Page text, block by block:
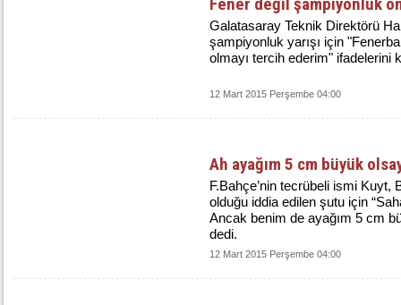
Galatasaray Teknik Direktörü
şampiyonluk yarışı için
olmayı tercih ederim" ifadelerini
12 Mart 2015 Perşembe 04:00
Ah ayağım 5 cm büyük
F.Bahçe’nin tecrübeli ismi Kuyt,
olduğu iddia edilen şutu için
Ancak benim de ayağım 5 cm
dedi.
12 Mart 2015 Perşembe 04:00